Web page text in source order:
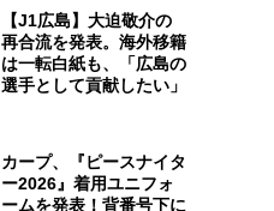
【J1広島】大迫敬介の
再合流を発表。海外移籍
は一転白紙も、「広島の
選手として貢献したい」
カープ、『ピースナイタ
ー2026』着用ユニフォ
ームを発表！背番号下に